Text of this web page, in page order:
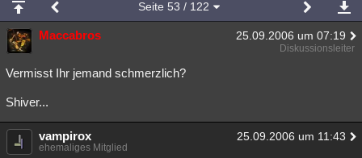
meine Rubriken
Menschen Wissenschaft Mystery Kriminalfälle
Spiritualität Verschwörungen
Natur
weitere Rubriken
Philosophie Träume
Seite 53 / 122
Maccabros 25.09.2006 um 07:19
Diskussionsleiter
Vermisst Ihr jemand schmerzlich?
Shiver...
vampirox 25.09.2006 um 11:43
ehemaliges Mitglied